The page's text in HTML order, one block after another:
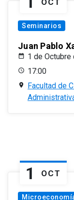
OCT
Seminarios
Juan Pablo
1 de Octubre
17:00
Facultad de
1 OCT